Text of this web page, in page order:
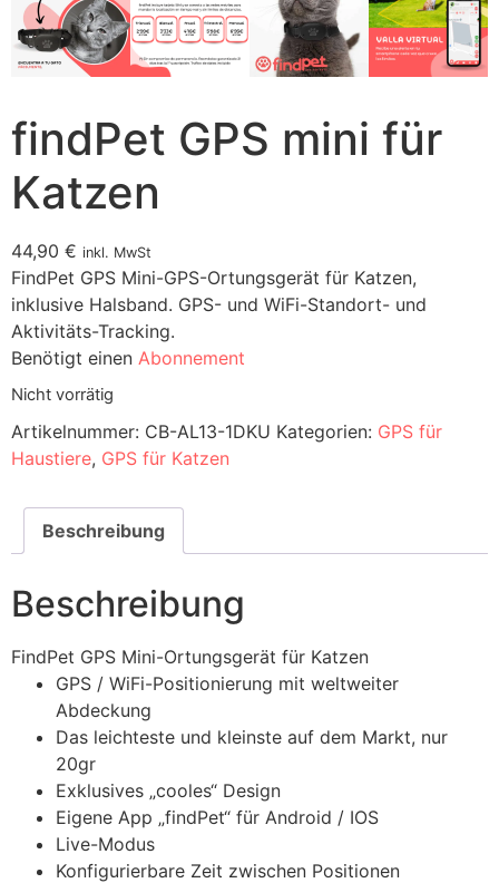
findPet GPS mini für
Katzen
44,90 € inkl. MwSt
FindPet GPS Mini-GPS-Ortungsgerät für Katzen,
inklusive Halsband. GPS- und WiFi-Standort- und
Aktivitäts-Tracking.
Benötigt einen Abonnement
Nicht vorrätig
Artikelnummer: CB-AL13-1DKU Kategorien: GPS für
Haustiere, GPS für Katzen
Beschreibung
Beschreibung
FindPet GPS Mini-Ortungsgerät für Katzen
GPS / WiFi-Positionierung mit weltweiter
Abdeckung
Das leichteste und kleinste auf dem Markt, nur
20gr
Exklusives „cooles“ Design
Eigene App „findPet“ für Android / IOS
Live-Modus
Konfigurierbare Zeit zwischen Positionen